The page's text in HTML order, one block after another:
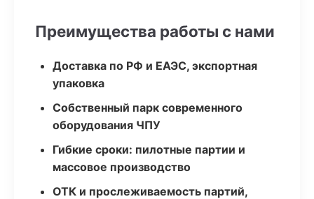
Преимущества работы с нами
Доставка по РФ и ЕАЭС, экспортная
упаковка
Собственный парк современного
оборудования ЧПУ
Гибкие сроки: пилотные партии и
массовое производство
ОТК и прослеживаемость партий,